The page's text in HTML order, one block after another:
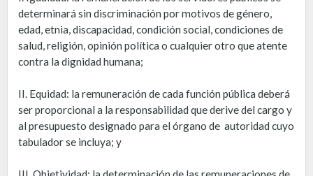
determinará sin discriminación por motivos de género,
edad, etnia, discapacidad, condición social, condiciones de
salud, religión, opinión política o cualquier otro que atente
contra la dignidad humana;
II. Equidad: la remuneración de cada función pública deberá
ser proporcional a la responsabilidad que derive del cargo y
al presupuesto designado para el órgano de autoridad cuyo
tabulador se incluya; y